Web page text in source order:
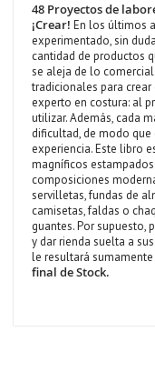
48 Proyectos de
¡Crear! En los últimos
experimentado, sin
cantidad de productos
se aleja de lo
tradicionales para
experto en costura: al
utilizar. Además, cada
dificultad, de modo
experiencia. Este libro
magníficos
composiciones
servilletas, fundas de
camisetas, faldas o
guantes. Por supuesto,
y dar rienda suelta a
le resultará
final de Stock.